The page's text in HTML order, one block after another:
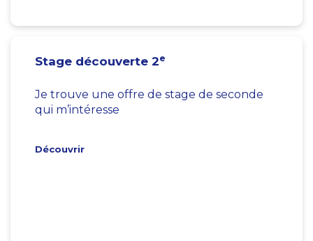
Stage découverte 2e
Je trouve une offre de stage de seconde
qui m’intéresse
Découvrir